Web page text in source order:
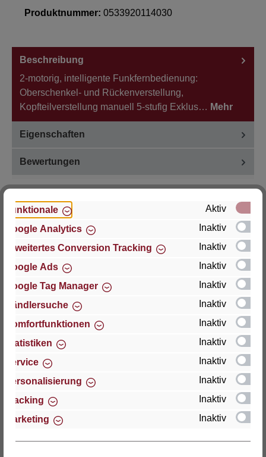
Produktnummer: 0533920114030
Beschreibung
2-motorig, intelligente Funkfernbedienung:
Oberschenkel- und Rückenverstellung,
Kopfteilverstellung manuell 5-stufig Exklus… Mehr
Eigenschaften
Bewertungen
Hersteller
Für Fragen zu Produkt, Produktsicherheit oder
technische Unterstützung wenden Sie sich bitte an:
Thomas GmbH + Co. Sitz- und Liegemöbel KG
"Lattoflex"
D-27432 Bremervörde
Telefon: (04761) 979-0
E-Mail: info@lattoflex.com
Funktionale
Aktiv
Google Analytics
Inaktiv
Erweitertes Conversion Tracking
Inaktiv
Google Ads
Inaktiv
Google Tag Manager
Inaktiv
Händlersuche
Inaktiv
Komfortfunktionen
Inaktiv
Statistiken
Inaktiv
Service
Inaktiv
Personalisierung
Inaktiv
Tracking
Inaktiv
Marketing
Inaktiv